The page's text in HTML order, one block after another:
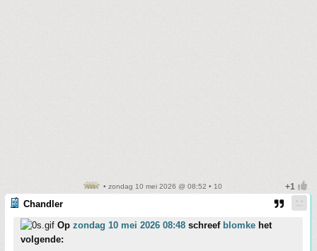
• zondag 10 mei 2026 @ 08:52 • 10
Chandler
Op zondag 10 mei 2026 08:48 schreef blomke het
volgende: